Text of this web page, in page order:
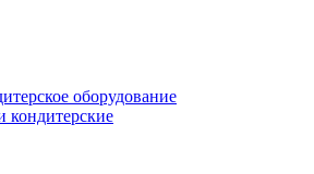
оборудование
кондитерские